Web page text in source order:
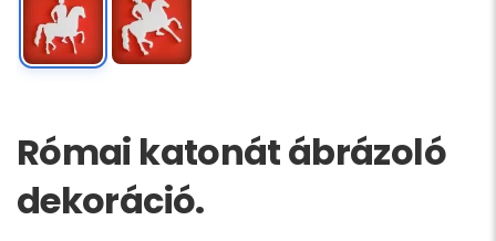
Római katonát ábrázoló
dekoráció.